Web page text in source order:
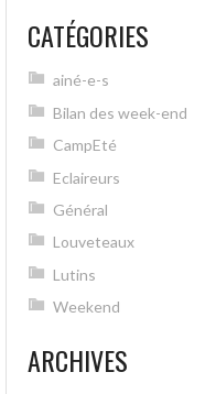
CATÉGORIES
ainé-e-s
Bilan des week-end
CampEté
Eclaireurs
Général
Louveteaux
Lutins
Weekend
ARCHIVES